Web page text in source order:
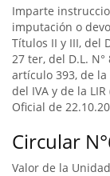
Imparte
imputación o
Títulos II y III, del
27 ter, del D.L.
artículo 393, de la
del IVA y de la
Oficial de
Circular
Valor de la